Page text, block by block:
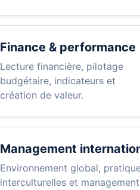
Finance & performance
Lecture financière, pilotage
budgétaire, indicateurs et
création de valeur.
Management
Environnement global,
interculturelles et management